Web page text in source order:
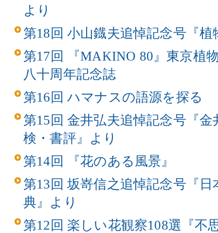
より
第18回 小山鐡夫追悼記念号『
第17回 『MAKINO 80』東京植
八十周年記念誌
第16回 ハマナスの語源を探る
第15回 金井弘夫追悼記念号『
検・書評』より
第14回 『花のある風景』
第13回 坂嵜信之追悼記念号『
典』より
第12回 楽しい花観察108選『不